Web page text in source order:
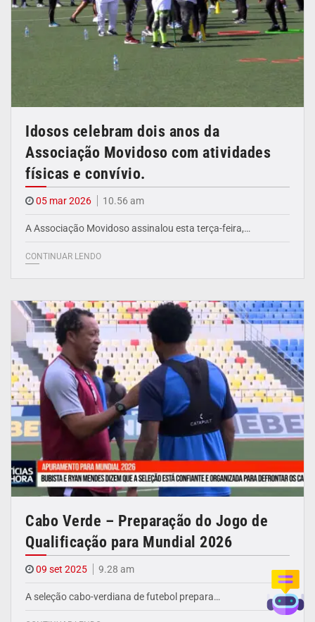
Idosos celebram dois anos da
Associação Movidoso com atividades
físicas e convívio.
05 mar 2026 10.56 am
A Associação Movidoso assinalou esta terça-feira,…
CONTINUAR LENDO
Cabo Verde – Preparação do Jogo de
Qualificação para Mundial 2026
09 set 2025 9.28 am
A seleção cabo-verdiana de futebol prepara…